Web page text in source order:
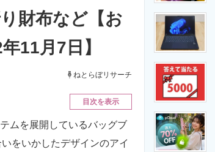
計の基本と応用 エネルギーの専門メディア
財布など【お
11月7日】
ねとらぼリサーチ
目次を表示
ムを展開しているバッグブ
をいかしたデザインのアイ